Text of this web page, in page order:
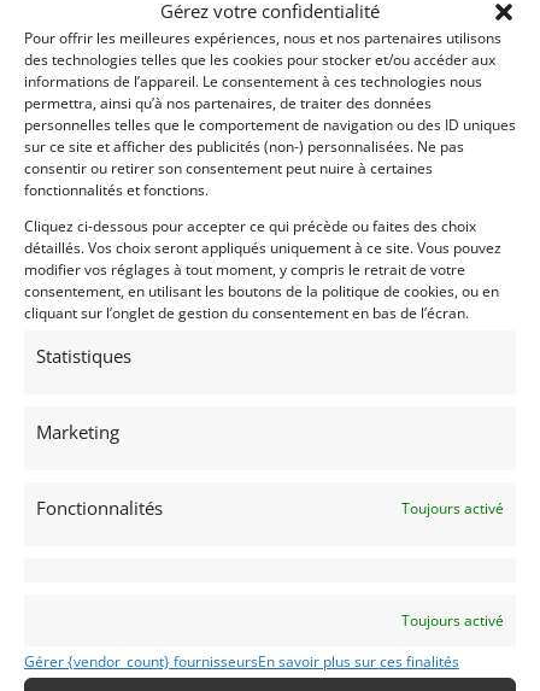
Gérez votre confidentialité
Pour offrir les meilleures expériences, nous et nos partenaires utilisons
des technologies telles que les cookies pour stocker et/ou accéder aux
informations de l’appareil. Le consentement à ces technologies nous
permettra, ainsi qu’à nos partenaires, de traiter des données
personnelles telles que le comportement de navigation ou des ID uniques
sur ce site et afficher des publicités (non-) personnalisées. Ne pas
consentir ou retirer son consentement peut nuire à certaines
fonctionnalités et fonctions.
Cliquez ci-dessous pour accepter ce qui précède ou faites des choix
détaillés. Vos choix seront appliqués uniquement à ce site. Vous pouvez
modifier vos réglages à tout moment, y compris le retrait de votre
consentement, en utilisant les boutons de la politique de cookies, ou en
cliquant sur l’onglet de gestion du consentement en bas de l’écran.
Statistiques
Marketing
Fonctionnalités Toujours activé
Toujours activé
Gérer {vendor_count} fournisseursEn savoir plus sur ces finalités
technique FFSA, Passeport technique historique FIA.
Vendu par : jeanmarc bussolini